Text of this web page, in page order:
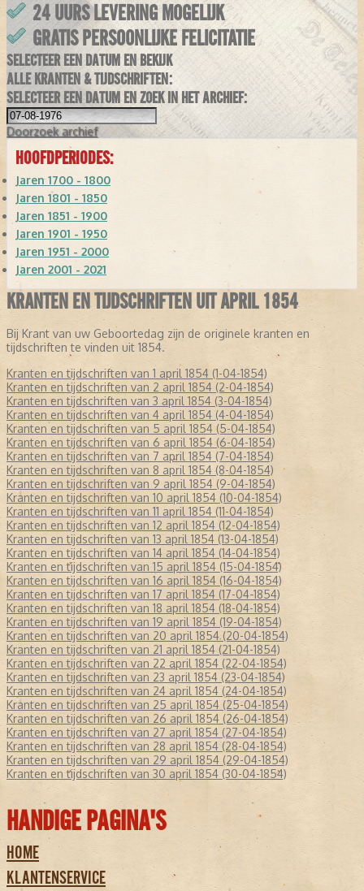
24 UURS LEVERING MOGELIJK
GRATIS PERSOONLIJKE FELICITATIE
SELECTEER EEN DATUM EN BEKIJK
ALLE KRANTEN & TIJDSCHRIFTEN:
SELECTEER EEN DATUM EN ZOEK IN HET ARCHIEF:
Doorzoek archief
HOOFDPERIODES:
Jaren 1700 - 1800
Jaren 1801 - 1850
Jaren 1851 - 1900
Jaren 1901 - 1950
Jaren 1951 - 2000
Jaren 2001 - 2021
KRANTEN EN TIJDSCHRIFTEN UIT APRIL 1854
Bij Krant van uw Geboortedag zijn de originele kranten en
tijdschriften te vinden uit 1854.
Kranten en tijdschriften van 1 april 1854 (1-04-1854)
Kranten en tijdschriften van 2 april 1854 (2-04-1854)
Kranten en tijdschriften van 3 april 1854 (3-04-1854)
Kranten en tijdschriften van 4 april 1854 (4-04-1854)
Kranten en tijdschriften van 5 april 1854 (5-04-1854)
Kranten en tijdschriften van 6 april 1854 (6-04-1854)
Kranten en tijdschriften van 7 april 1854 (7-04-1854)
Kranten en tijdschriften van 8 april 1854 (8-04-1854)
Kranten en tijdschriften van 9 april 1854 (9-04-1854)
Kranten en tijdschriften van 10 april 1854 (10-04-1854)
Kranten en tijdschriften van 11 april 1854 (11-04-1854)
Kranten en tijdschriften van 12 april 1854 (12-04-1854)
Kranten en tijdschriften van 13 april 1854 (13-04-1854)
Kranten en tijdschriften van 14 april 1854 (14-04-1854)
Kranten en tijdschriften van 15 april 1854 (15-04-1854)
Kranten en tijdschriften van 16 april 1854 (16-04-1854)
Kranten en tijdschriften van 17 april 1854 (17-04-1854)
Kranten en tijdschriften van 18 april 1854 (18-04-1854)
Kranten en tijdschriften van 19 april 1854 (19-04-1854)
Kranten en tijdschriften van 20 april 1854 (20-04-1854)
Kranten en tijdschriften van 21 april 1854 (21-04-1854)
Kranten en tijdschriften van 22 april 1854 (22-04-1854)
Kranten en tijdschriften van 23 april 1854 (23-04-1854)
Kranten en tijdschriften van 24 april 1854 (24-04-1854)
Kranten en tijdschriften van 25 april 1854 (25-04-1854)
Kranten en tijdschriften van 26 april 1854 (26-04-1854)
Kranten en tijdschriften van 27 april 1854 (27-04-1854)
Kranten en tijdschriften van 28 april 1854 (28-04-1854)
Kranten en tijdschriften van 29 april 1854 (29-04-1854)
Kranten en tijdschriften van 30 april 1854 (30-04-1854)
HANDIGE PAGINA'S
HOME
KLANTENSERVICE